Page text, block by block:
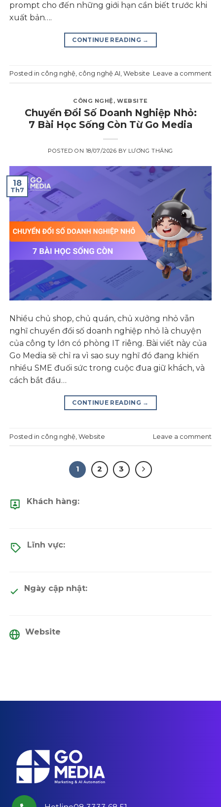
prompt cho đến những giới hạn cần biết trước khi
xuất bản….
CONTINUE READING →
Posted in công nghệ, công nghệ AI,Website Leave a comment
CÔNG NGHỆ ,WEBSITE
Chuyển Đổi Số Doanh Nghiệp Nhỏ:
7 Bài Học Sống Còn Từ Go Media
POSTED ON 18/07/2026 BY LƯƠNG THĂNG
18
Th7
Nhiều chủ shop, chủ quán, chủ xưởng nhỏ vẫn
nghĩ chuyển đổi số doanh nghiệp nhỏ là chuyện
của công ty lớn có phòng IT riêng. Bài viết này của
Go Media sẽ chỉ ra vì sao suy nghĩ đó đang khiến
nhiều SME đuối sức trong cuộc đua giữ khách, và
cách bắt đầu…
CONTINUE READING →
Posted in công nghệ ,Website Leave a comment
1 2 3
Khách hàng:
Lĩnh vực:
Ngày cập nhật:
Website